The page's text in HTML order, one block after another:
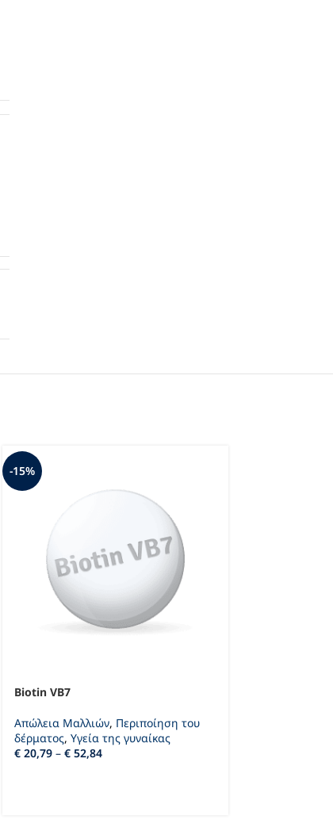
-15%
Biotin VB7
Απώλεια Μαλλιών, Περιποίηση του
δέρματος, Υγεία της γυναίκας
€20,79 – €52,84